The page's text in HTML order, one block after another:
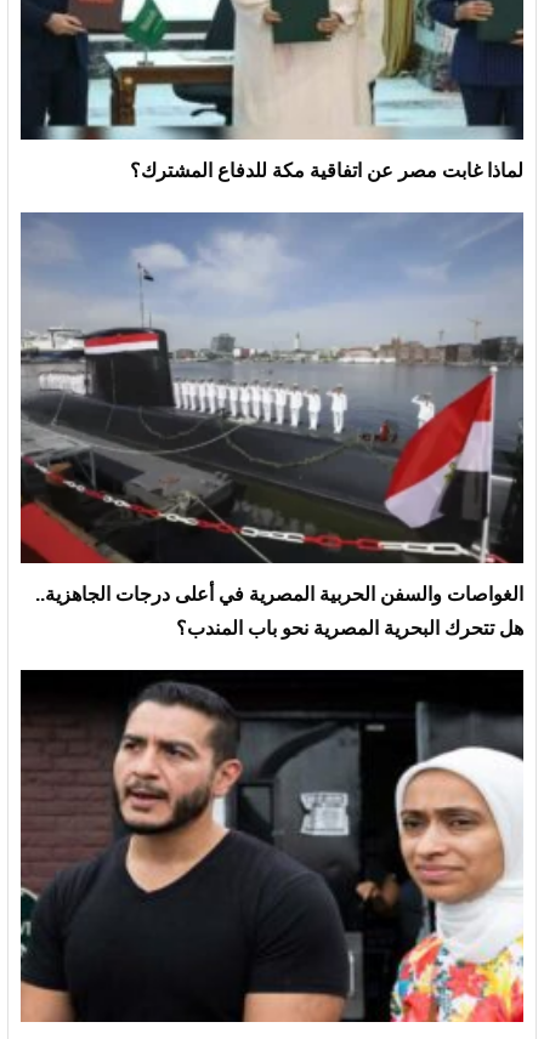
لماذا غابت مصر عن اتفاقية مكة للدفاع المشترك؟
الغواصات والسفن الحربية المصرية في أعلى درجات الجاهزية..
هل تتحرك البحرية المصرية نحو باب المندب؟